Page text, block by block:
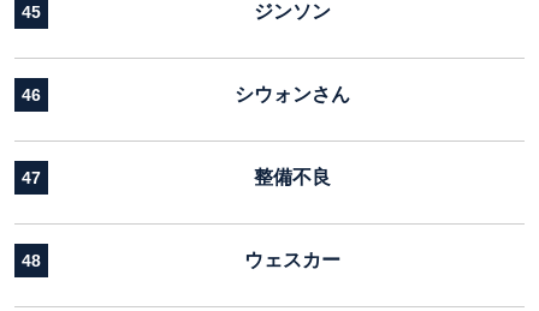
45 ジンソン
46 シウォンさん
47 整備不良
48 ウェスカー